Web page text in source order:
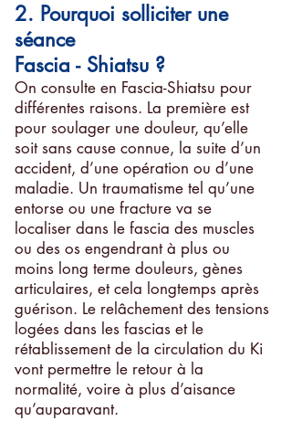
2. Pourquoi solliciter une
séance
Fascia - Shiatsu ?
On consulte en Fascia-Shiatsu pour
différentes raisons. La première est
pour soulager une douleur, qu’elle
soit sans cause connue, la suite d’un
accident, d’une opération ou d’une
maladie. Un traumatisme tel qu’une
entorse ou une fracture va se
localiser dans le fascia des muscles
ou des os engendrant à plus ou
moins long terme douleurs, gènes
articulaires, et cela longtemps après
guérison. Le relâchement des tensions
logées dans les fascias et le
rétablissement de la circulation du Ki
vont permettre le retour à la
normalité, voire à plus d’aisance
qu’auparavant.